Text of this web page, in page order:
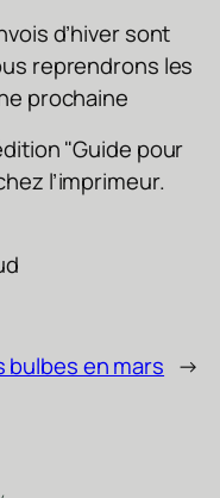
d’hiver sont
reprendrons les
prochaine
"Guide pour
l’imprimeur.
bulbes en mars →